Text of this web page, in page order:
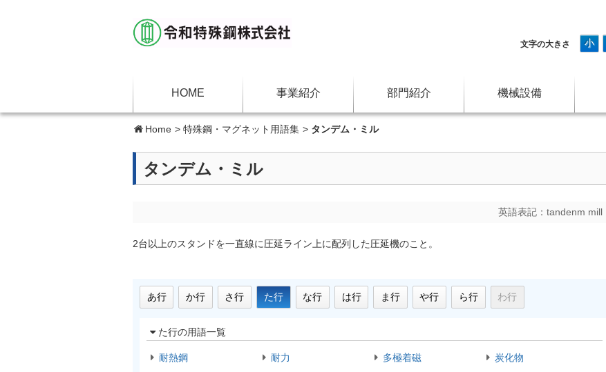
文字の大きさ 小
HOME 事業紹介 部門紹介 機械設備
Home > 特殊鋼・マグネット用語集 > タンデム・ミル
タンデム・ミル
英語表記： tandenm mill
2台以上のスタンドを一直線に圧延ライン上に配列した圧延機のこと。
あ行 か行 さ行 た行 な行 は行 ま行 や行 ら行 わ行
た行の用語一覧
耐熱鋼 耐力 多極着磁
炭化物